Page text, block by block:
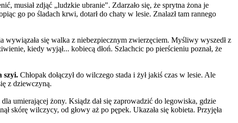
musiał zdjąć „ludzkie ubranie". Zdarzało się, że sprytna żona je
go po śladach krwi, dotarł do chaty w lesie. Znalazł tam rannego
się walka z niebezpiecznym zwierzęciem. Myśliwy wyszedł z
kiedy wyjął... kobiecą dłoń. Szlachcic po pierścieniu poznał, że
szyi. Chłopak dołączył do wilczego stada i żył jakiś czas w lesie. Ale
z dziewczyną.
umierającej żony. Ksiądz dał się zaprowadzić do legowiska, gdzie
skórę wilczycy, od głowy aż po pępek. Ukazała się kobieta. Przyjęła